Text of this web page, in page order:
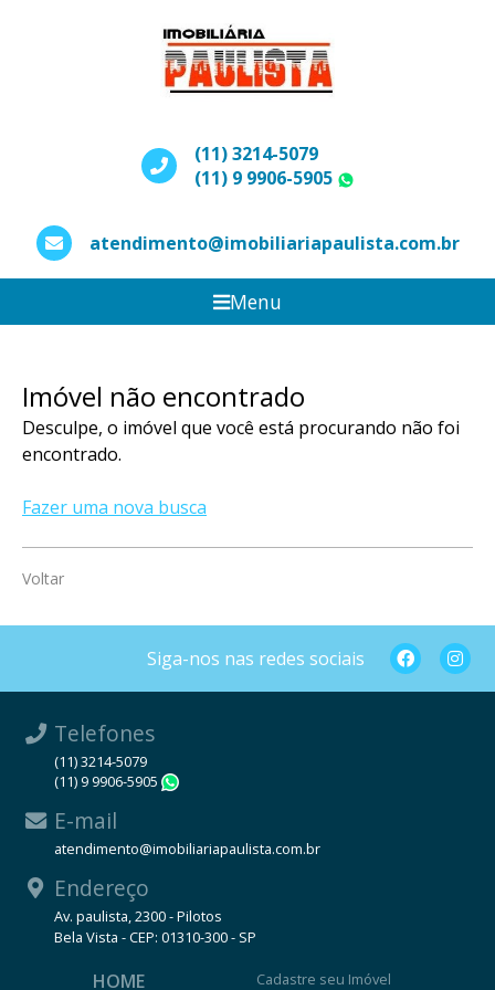
(11) 3214-5079
(11) 9 9906-5905
atendimento@imobiliariapaulista.com.br
Menu
Imóvel não encontrado
Desculpe, o imóvel que você está procurando não foi
encontrado.
Fazer uma nova busca
Voltar
Siga-nos nas redes sociais
Telefones
(11) 3214-5079
(11) 9 9906-5905
E-mail
atendimento@imobiliariapaulista.com.br
Endereço
Av. paulista, 2300 - Pilotos
Bela Vista - CEP: 01310-300 - SP
HOME Cadastre seu Imóvel